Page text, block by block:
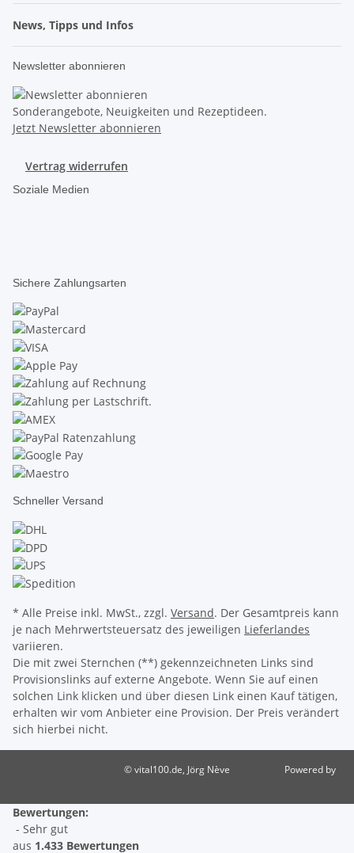
News, Tipps und Infos
Newsletter abonnieren
Sonderangebote, Neuigkeiten und Rezeptideen.
Jetzt Newsletter abonnieren
Vertrag widerrufen
Soziale Medien
Sichere Zahlungsarten
Schneller Versand
* Alle Preise inkl. MwSt., zzgl. Versand. Der Gesamtpreis kann
je nach Mehrwertsteuersatz des jeweiligen Lieferlandes
variieren.
Die mit zwei Sternchen (**) gekennzeichneten Links sind
Provisionslinks auf externe Angebote. Wenn Sie auf einen
solchen Link klicken und über diesen Link einen Kauf tätigen,
erhalten wir vom Anbieter eine Provision. Der Preis verändert
sich hierbei nicht.
© vital100.de, Jörg Nève
Powered by
Bewertungen:
- Sehr gut
aus 1.433 Bewertungen